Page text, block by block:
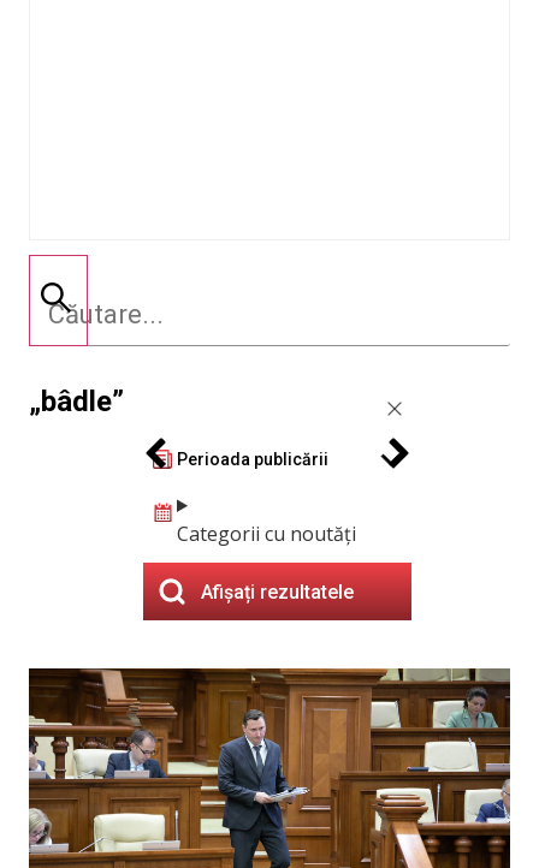
„bâdle”
Perioada publicării
Categorii cu noutăți
Afișați rezultatele